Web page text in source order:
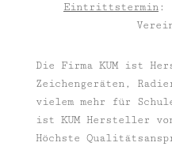
Eintrittstermin:
Die Firma KUM ist
Zeichengeräten,
vielem mehr für
ist KUM Hersteller
Höchste